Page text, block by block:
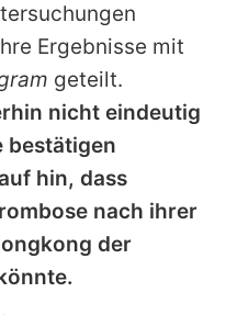
Ergebnisse mit
geteilt.
nicht eindeutig
bestätigen
hin, dass
nach ihrer
der